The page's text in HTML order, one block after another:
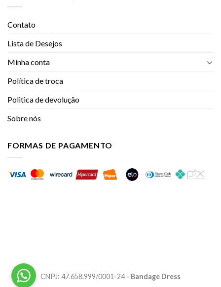
Contato
Lista de Desejos
Minha conta
Política de troca
Politica de devolução
Sobre nós
FORMAS DE PAGAMENTO
CNPJ: 47.658.999/0001-24- Bandage Dress